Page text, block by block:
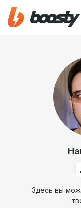
Здесь вы